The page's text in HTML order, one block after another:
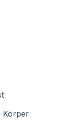
Körper